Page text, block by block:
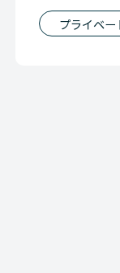
ないかと思
プライベー